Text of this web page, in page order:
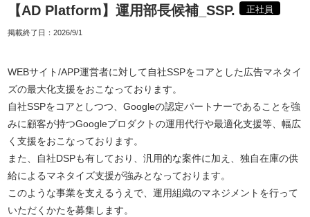
【AD Platform】運用部長候補_SSP. 正社員
掲載終了日： 2026/9/1
WEBサイト/APP運営者に対して自社SSPをコアとした広告マネタイ
ズの最大化支援をおこなっております。
自社SSPをコアとしつつ、Googleの認定パートナーであることを強
みに顧客が持つGoogleプロダクトの運用代行や最適化支援等、幅広
く支援をおこなっております。
また、自社DSPも有しており、汎用的な案件に加え、独自在庫の供
給によるマネタイズ支援が強みとなっております。
このような事業を支えるうえで、運用組織のマネジメントを行って
いただくかたを募集します。